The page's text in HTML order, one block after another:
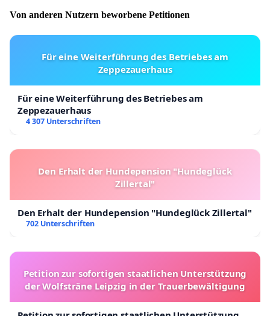
Von anderen Nutzern beworbene Petitionen
Für eine Weiterführung des Betriebes am
Zeppezauerhaus
Für eine Weiterführung des Betriebes am
Zeppezauerhaus
4 307 Unterschriften
Den Erhalt der Hundepension "Hundeglück
Zillertal"
Den Erhalt der Hundepension "Hundeglück Zillertal"
702 Unterschriften
Petition zur sofortigen staatlichen Unterstützung
der Wolfsträne Leipzig in der Trauerbewältigung